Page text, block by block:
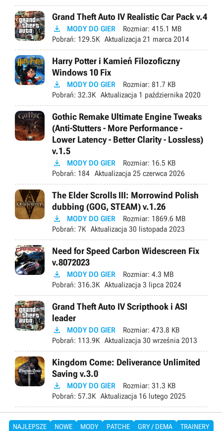
Grand Theft Auto IV Realistic Car Pack v.4
 MODY DO GIER Rozmiar: 415.1 MB
Pobrań: 129.5K Aktualizacja 21 marca 2014
Harry Potter i Kamień Filozoficzny
Windows 10 Fix
 MODY DO GIER Rozmiar: 81.7 KB
Pobrań: 32.3K Aktualizacja 1 października 2020
Gothic Remake Ultimate Engine Tweaks
(Anti-Stutters - More Performance -
Lower Latency - Better Clarity - Lossless)
v.1.5
 MODY DO GIER Rozmiar: 16.5 KB
Pobrań: 184 Aktualizacja 25 czerwca 2026
The Elder Scrolls III: Morrowind Polish
dubbing (GOG, STEAM) v.1.26
 MODY DO GIER Rozmiar: 1869.6 MB
Pobrań: 7K Aktualizacja 30 listopada 2023
Need for Speed Carbon Widescreen Fix
v.8072023
 MODY DO GIER Rozmiar: 4.3 MB
Pobrań: 316.3K Aktualizacja 3 lipca 2024
Grand Theft Auto IV Scripthook i ASI
leader
 MODY DO GIER Rozmiar: 473.8 KB
Pobrań: 113.9K Aktualizacja 30 września 2013
Kingdom Come: Deliverance Unlimited
Saving v.3.0
 MODY DO GIER Rozmiar: 31.3 KB
Pobrań: 57.3K Aktualizacja 16 lutego 2025
NAJLEPSZE NOWE MODY PATCHE GRY / DEMA
TRAINERY